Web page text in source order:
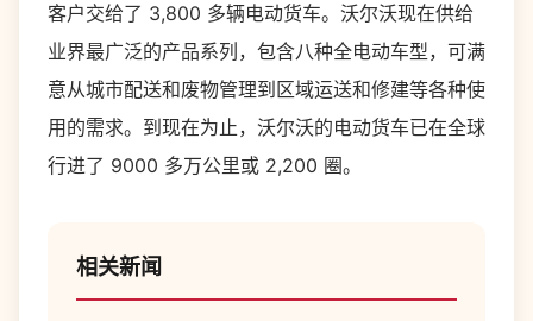
客户交给了 3,800 多辆电动货车。沃尔沃现在供给
业界最广泛的产品系列，包含八种全电动车型，可满
意从城市配送和废物管理到区域运送和修建等各种使
用的需求。到现在为止，沃尔沃的电动货车已在全球
行进了 9000 多万公里或 2,200 圈。
相关新闻